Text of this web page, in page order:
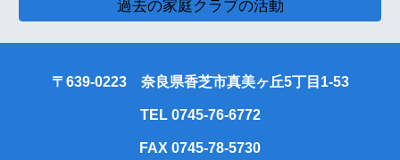
過去の家庭クラブの活動
〒639-0223 奈良県香芝市真美ヶ丘5丁目1-53
TEL 0745-76-6772
FAX 0745-78-5730